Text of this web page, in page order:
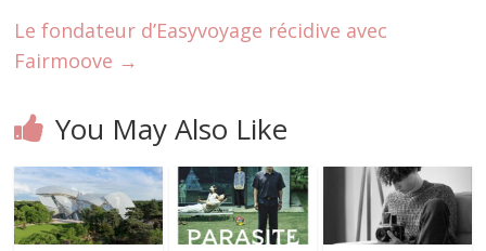
Le fondateur d’Easyvoyage récidive avec
Fairmoove →
You May Also Like